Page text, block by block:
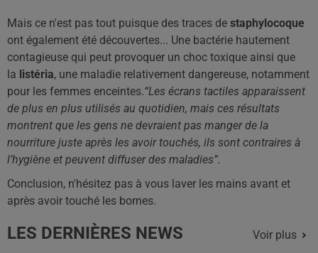
Mais ce n'est pas tout puisque des traces de staphylocoque
ont également été découvertes... Une bactérie hautement
contagieuse qui peut provoquer un choc toxique ainsi que
la listéria, une maladie relativement dangereuse, notamment
pour les femmes enceintes.“Les écrans tactiles apparaissent
de plus en plus utilisés au quotidien, mais ces résultats
montrent que les gens ne devraient pas manger de la
nourriture juste après les avoir touchés, ils sont contraires à
l’hygiène et peuvent diffuser des maladies”.
Conclusion, n'hésitez pas à vous laver les mains avant et
après avoir touché les bornes.
LES DERNIÈRES NEWS Voir plus